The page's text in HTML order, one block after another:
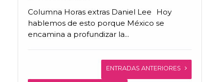
Columna Horas extras Daniel Lee Hoy
hablemos de esto porque México se
encamina a profundizar la...
ENTRADAS ANTERIORES